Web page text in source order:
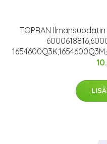
TOPRAN Ilmansuodatin